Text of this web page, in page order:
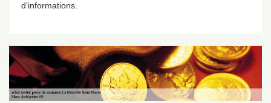
d'informations.